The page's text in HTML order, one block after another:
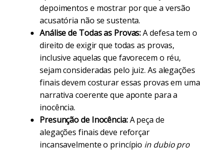
depoimentos e mostrar por que a versão
acusatória não se sustenta.
Análise de Todas as Provas:A defesa tem o
direito de exigir que todas as provas,
inclusive aquelas que favorecem o réu,
sejam consideradas pelo juiz. As alegações
finais devem costurar essas provas em uma
narrativa coerente que aponte para a
inocência.
Presunção de Inocência:A peça de
alegações finais deve reforçar
incansavelmente o princípio in dubio pro